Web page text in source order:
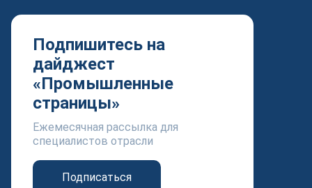
Подпишитесь на
дайджест
«Промышленные
страницы»
Ежемесячная рассылка для
специалистов отрасли
Подписаться